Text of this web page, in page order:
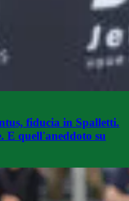
fiducia in Spalletti.
E quell'aneddoto su